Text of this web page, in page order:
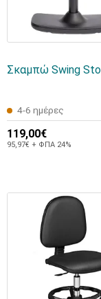
Σκαμπώ Swing
4-6 ημέρες
119,00€
95,97€ + ΦΠΑ 24%